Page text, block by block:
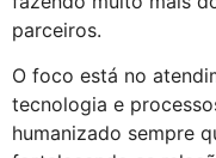
parceiros.
O foco está no
tecnologia e
humanizado sempre